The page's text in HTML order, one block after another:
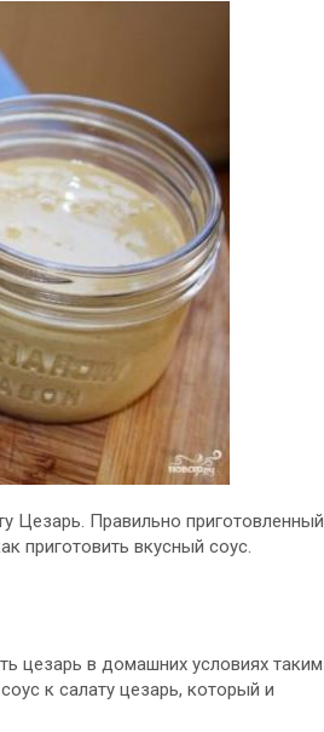
у Цезарь. Правильно приготовленный
приготовить вкусный соус.
цезарь в домашних условиях таким
к салату цезарь, который и